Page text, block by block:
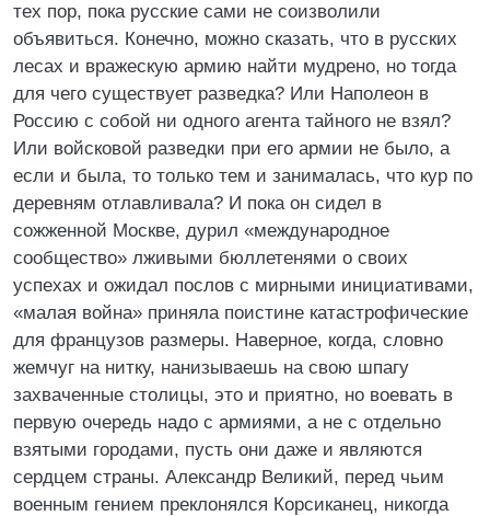
тех пор, пока русские сами не соизволили
объявиться. Конечно, можно сказать, что в русских
лесах и вражескую армию найти мудрено, но тогда
для чего существует разведка? Или Наполеон в
Россию с собой ни одного агента тайного не взял?
Или войсковой разведки при его армии не было, а
если и была, то только тем и занималась, что кур по
деревням отлавливала? И пока он сидел в
сожженной Москве, дурил «международное
сообщество» лживыми бюллетенями о своих
успехах и ожидал послов с мирными инициативами,
«малая война» приняла поистине катастрофические
для французов размеры. Наверное, когда, словно
жемчуг на нитку, нанизываешь на свою шпагу
захваченные столицы, это и приятно, но воевать в
первую очередь надо с армиями, а не с отдельно
взятыми городами, пусть они даже и являются
сердцем страны. Александр Великий, перед чьим
военным гением преклонялся Корсиканец, никогда